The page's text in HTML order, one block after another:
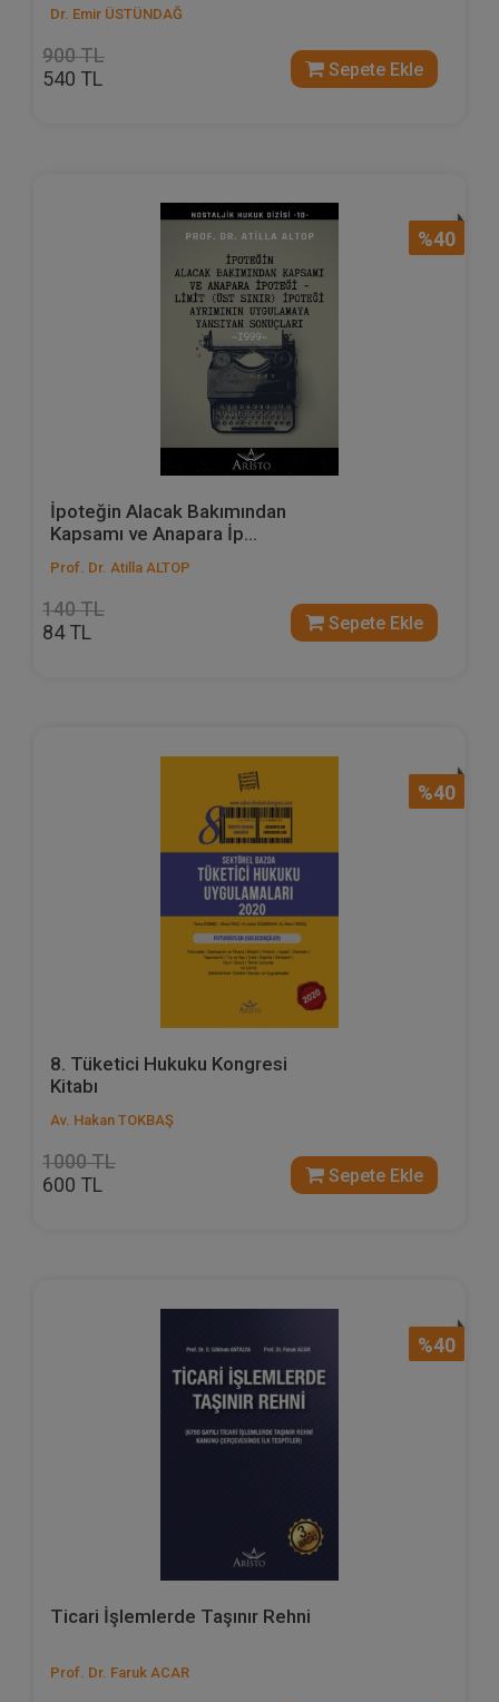
Dr. Emir ÜSTÜNDAĞ
900 TL
540 TL Sepete Ekle
%40
İpoteğin Alacak Bakımından
Kapsamı ve Anapara İp...
Prof. Dr. Atilla ALTOP
140 TL
84 TL Sepete Ekle
%40
8. Tüketici Hukuku Kongresi
Kitabı
Av. Hakan TOKBAŞ
1000 TL
600 TL Sepete Ekle
%40
Ticari İşlemlerde Taşınır Rehni
Prof. Dr. Faruk ACAR